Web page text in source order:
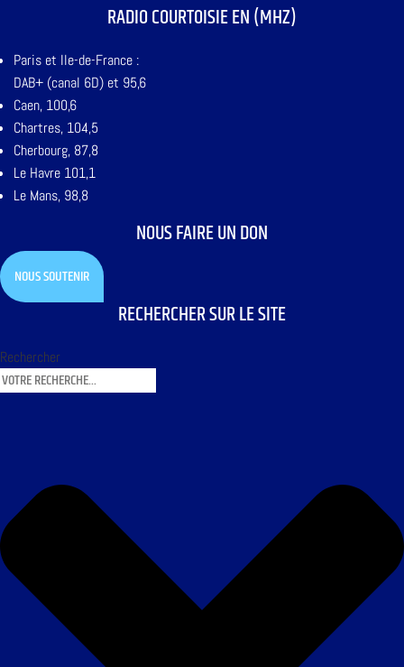
RADIO COURTOISIE EN (MHZ)
Paris et Ile-de-France :
DAB+ (canal 6D) et 95,6
Caen, 100,6
Chartres, 104,5
Cherbourg, 87,8
Le Havre 101,1
Le Mans, 98,8
NOUS FAIRE UN DON
NOUS SOUTENIR
RECHERCHER SUR LE SITE
Rechercher